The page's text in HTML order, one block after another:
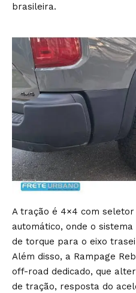
brasileira.
A tração é 4×4 com
automático, onde o
de torque para o eixo
Além disso, a Rampage
off-road dedicado, que
de tração, resposta do